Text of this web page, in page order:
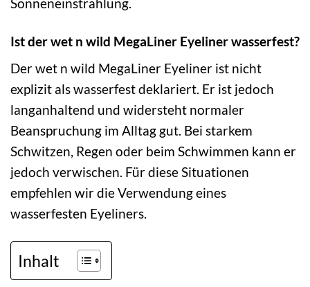
Ist der wet n wild MegaLiner Eyeliner wasserfest?
Der wet n wild MegaLiner Eyeliner ist nicht
explizit als wasserfest deklariert. Er ist jedoch
langanhaltend und widersteht normaler
Beanspruchung im Alltag gut. Bei starkem
Schwitzen, Regen oder beim Schwimmen kann er
jedoch verwischen. Für diese Situationen
empfehlen wir die Verwendung eines
wasserfesten Eyeliners.
Inhalt